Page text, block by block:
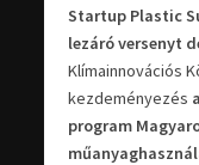
Startup Plastic
lezáró versenyt
Klímainnovációs
kezdeményezés
program